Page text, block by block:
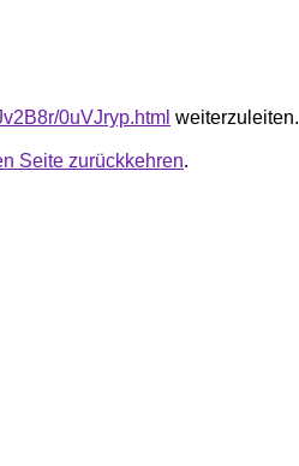
0uVJryp.html weiterzuleiten.
Seite zurückkehren.